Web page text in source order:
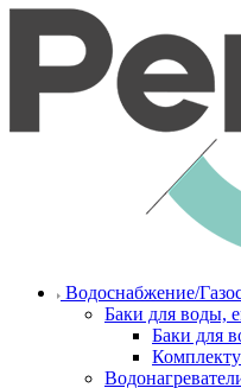
Водоснабжение/
Баки для воды,
Баки для